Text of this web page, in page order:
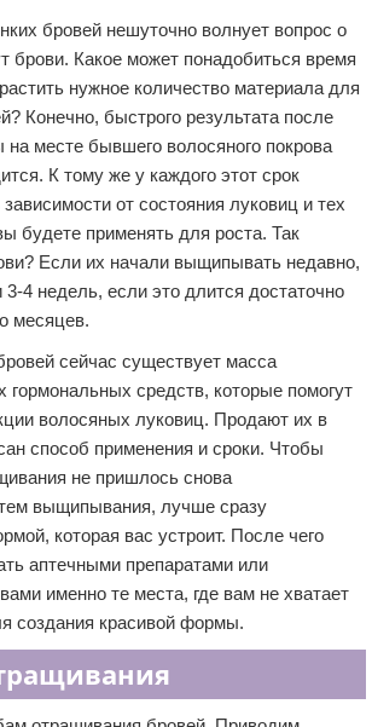
бровей нешуточно волнует вопрос о
брови. Какое может понадобиться время
нужное количество материала для
Конечно, быстрого результата после
месте бывшего волосяного покрова
К тому же у каждого этот срок
от состояния луковиц и тех
будете применять для роста. Так
Если их начали выщипывать недавно,
3-4 недель, если это длится достаточно
месяцев.
сейчас существует масса
гормональных средств, которые помогут
волосяных луковиц. Продают их в
способ применения и сроки. Чтобы
не пришлось снова
выщипывания, лучше сразу
которая вас устроит. После чего
аптечными препаратами или
именно те места, где вам не хватает
создания красивой формы.